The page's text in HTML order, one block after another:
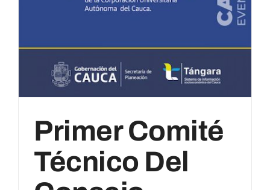
Primer Comité
Técnico Del